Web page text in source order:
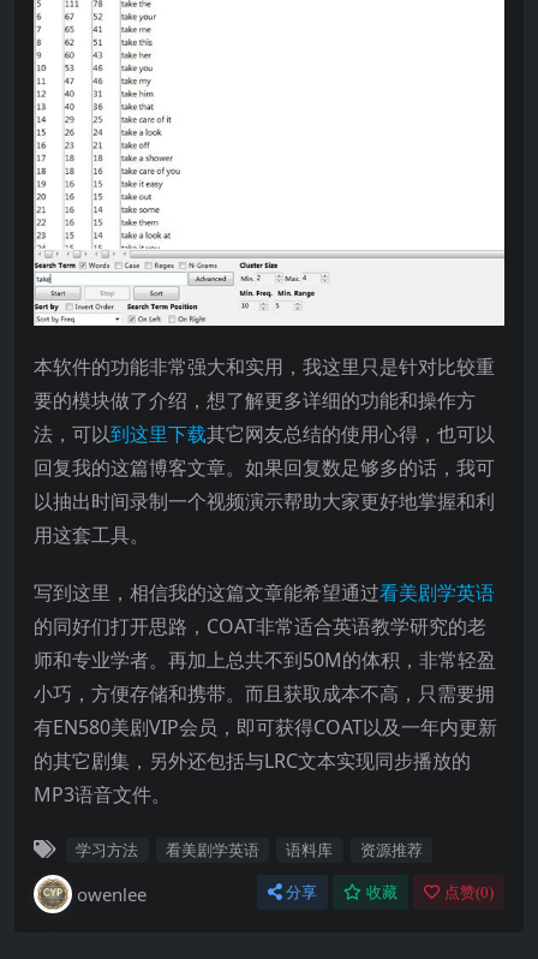
本软件的功能非常强大和实用，我这里只是针对比较重
要的模块做了介绍，想了解更多详细的功能和操作方
法，可以到这里下载其它网友总结的使用心得，也可以
回复我的这篇博客文章。如果回复数足够多的话，我可
以抽出时间录制一个视频演示帮助大家更好地掌握和利
用这套工具。
写到这里，相信我的这篇文章能希望通过看美剧学英语
的同好们打开思路，COAT非常适合英语教学研究的老
师和专业学者。再加上总共不到50M的体积，非常轻盈
小巧，方便存储和携带。而且获取成本不高，只需要拥
有EN580美剧VIP会员，即可获得COAT以及一年内更新
的其它剧集，另外还包括与LRC文本实现同步播放的
MP3语音文件。
学习方法 看美剧学英语 语料库 资源推荐
owenlee 分享 收藏 点赞(0)